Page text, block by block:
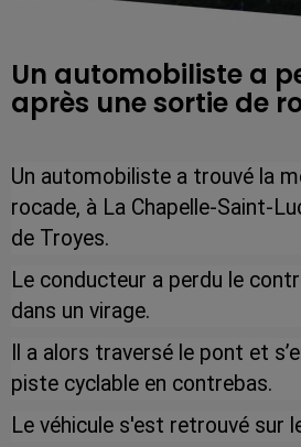
Un automobiliste a
après une sortie de
Un automobiliste a trouvé la
rocade, à La Chapelle-Saint-
de Troyes.
Le conducteur a perdu le
dans un virage.
Il a alors traversé le pont et
piste cyclable en contrebas.
Le véhicule s'est retrouvé sur